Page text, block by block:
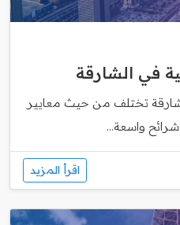
في الشارقة
تختلف من حيث معايير
شرائح واسعة...
اقرأ المزيد